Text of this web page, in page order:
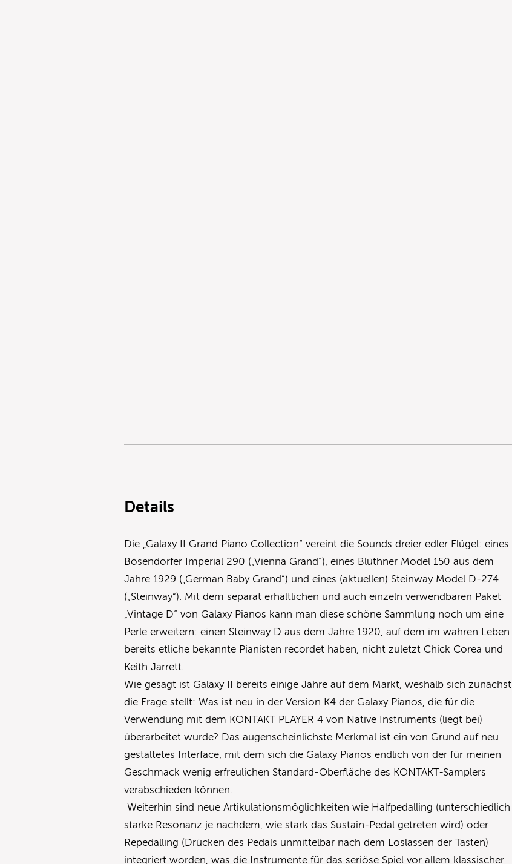
Details
Die „Galaxy II Grand Piano Collection“ vereint die Sounds dreier edler Flügel: eines
Bösendorfer Imperial 290 („Vienna Grand“), eines Blüthner Model 150 aus dem
Jahre 1929 („German Baby Grand“) und eines (aktuellen) Steinway Model D-274
(„Steinway“). Mit dem separat erhältlichen und auch einzeln verwendbaren Paket
„Vintage D“ von Galaxy Pianos kann man diese schöne Sammlung noch um eine
Perle erweitern: einen Steinway D aus dem Jahre 1920, auf dem im wahren Leben
bereits etliche bekannte Pianisten recordet haben, nicht zuletzt Chick Corea und
Keith Jarrett.
Wie gesagt ist Galaxy II bereits einige Jahre auf dem Markt, weshalb sich zunächst
die Frage stellt: Was ist neu in der Version K4 der Galaxy Pianos, die für die
Verwendung mit dem KONTAKT PLAYER 4 von Native Instruments (liegt bei)
überarbeitet wurde? Das augenscheinlichste Merkmal ist ein von Grund auf neu
gestaltetes Interface, mit dem sich die Galaxy Pianos endlich von der für meinen
Geschmack wenig erfreulichen Standard-Oberfläche des KONTAKT-Samplers
verabschieden können.
Weiterhin sind neue Artikulationsmöglichkeiten wie Halfpedalling (unterschiedlich
starke Resonanz je nachdem, wie stark das Sustain-Pedal getreten wird) oder
Repedalling (Drücken des Pedals unmittelbar nach dem Loslassen der Tasten)
integriert worden, was die Instrumente für das seriöse Spiel vor allem klassischer